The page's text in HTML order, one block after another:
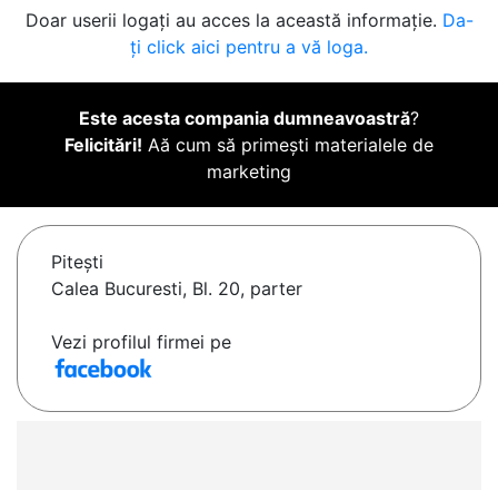
Doar userii logați au acces la această informație. Da-
ți click aici pentru a vă loga.
Este acesta compania dumneavoastră?
Felicitări! Aă cum să primești materialele de
marketing
Piteşti
Calea Bucuresti, Bl. 20, parter
Vezi profilul firmei pe